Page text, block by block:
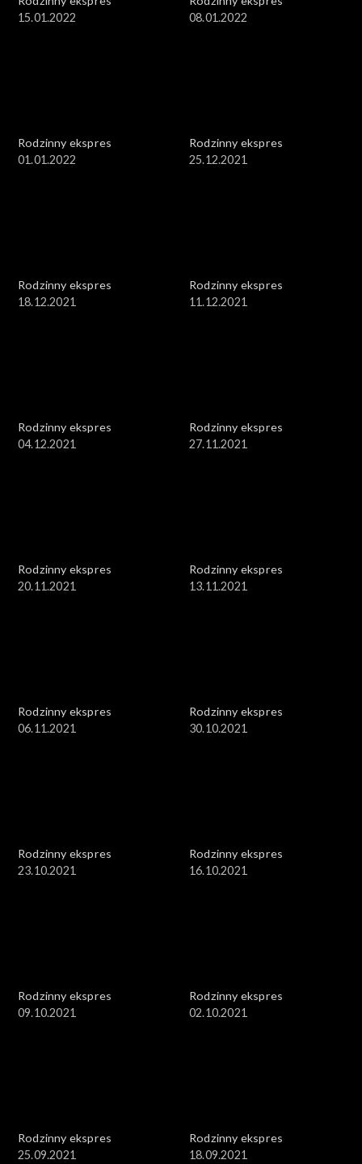
15.01.2022
08.01.2022
Rodzinny ekspres
01.01.2022
Rodzinny ekspres
25.12.2021
Rodzinny ekspres
18.12.2021
Rodzinny ekspres
11.12.2021
Rodzinny ekspres
04.12.2021
Rodzinny ekspres
27.11.2021
Rodzinny ekspres
20.11.2021
Rodzinny ekspres
13.11.2021
Rodzinny ekspres
06.11.2021
Rodzinny ekspres
30.10.2021
Rodzinny ekspres
23.10.2021
Rodzinny ekspres
16.10.2021
Rodzinny ekspres
09.10.2021
Rodzinny ekspres
02.10.2021
Rodzinny ekspres
25.09.2021
Rodzinny ekspres
18.09.2021